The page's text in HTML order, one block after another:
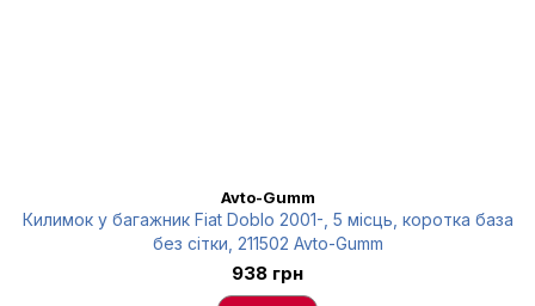
Avto-Gumm
Килимок у багажник Fiat Doblo 2001-, 5 місць, коротка база
без сітки, 211502 Avto-Gumm
938 грн